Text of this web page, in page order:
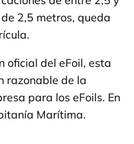
2,5 metros, queda
oficial del eFoil, esta
razonable de la
para los eFoils. En
Marítima.